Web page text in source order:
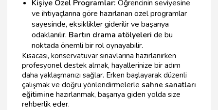
Kişiye Özel Programlar: Öğrencinin seviyesine
ve ihtiyaçlarına göre hazırlanan özel programlar
sayesinde, eksiklikler giderilir ve başarıya
odaklanılır. Bartın drama atölyeleri de bu
noktada önemli bir rol oynayabilir.
Kısacası, konservatuvar sınavlarına hazırlanırken
profesyonel destek almak, hayallerinize bir adım
daha yaklaşmanızı sağlar. Erken başlayarak düzenli
çalışmak ve doğru yönlendirmelerle sahne sanatları
eğitimine hazırlanmak, başarıya giden yolda size
rehberlik eder.